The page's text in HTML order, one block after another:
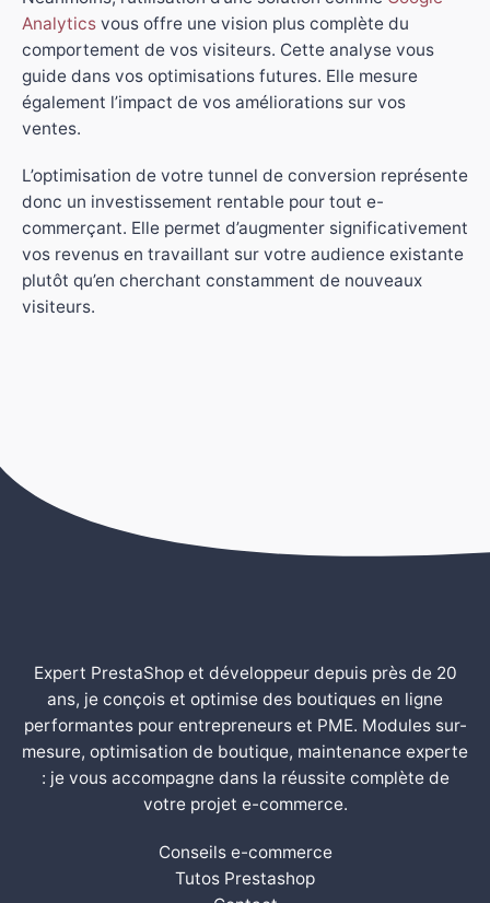
Analytics vous offre une vision plus complète du
comportement de vos visiteurs. Cette analyse vous
guide dans vos optimisations futures. Elle mesure
également l’impact de vos améliorations sur vos
ventes.
L’optimisation de votre tunnel de conversion représente
donc un investissement rentable pour tout e-
commerçant. Elle permet d’augmenter significativement
vos revenus en travaillant sur votre audience existante
plutôt qu’en cherchant constamment de nouveaux
visiteurs.
Expert PrestaShop et développeur depuis près de 20
ans, je conçois et optimise des boutiques en ligne
performantes pour entrepreneurs et PME. Modules sur-
mesure, optimisation de boutique, maintenance experte
: je vous accompagne dans la réussite complète de
votre projet e-commerce.
Conseils e-commerce
Tutos Prestashop